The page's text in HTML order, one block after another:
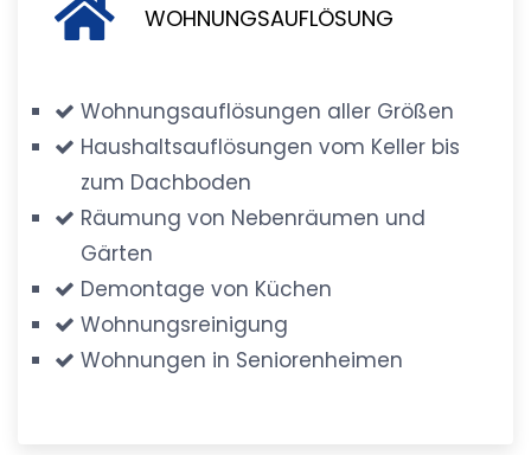
WOHNUNGSAUFLÖSUNG
Wohnungsauflösungen aller Größen
Haushaltsauflösungen vom Keller bis
zum Dachboden
Räumung von Nebenräumen und
Gärten
Demontage von Küchen
Wohnungsreinigung
Wohnungen in Seniorenheimen